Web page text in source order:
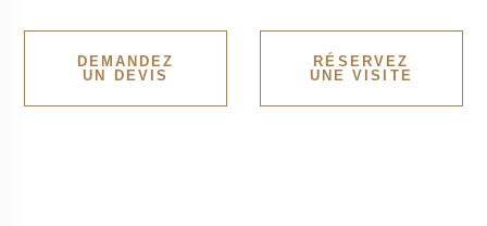
DEMANDEZ
UN DEVIS
RÉSERVEZ
UNE VISITE